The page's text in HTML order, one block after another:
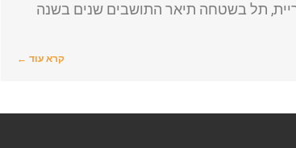
תל בשטחה תיאר התושבים שנים בשנה
קרא עוד ←